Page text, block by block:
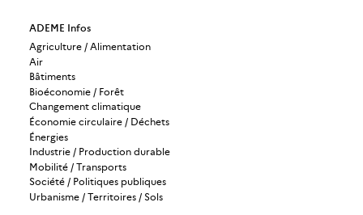
ADEME Infos
Agriculture / Alimentation
Air
Bâtiments
Bioéconomie / Forêt
Changement climatique
Économie circulaire / Déchets
Énergies
Industrie / Production durable
Mobilité / Transports
Société / Politiques publiques
Urbanisme / Territoires / Sols